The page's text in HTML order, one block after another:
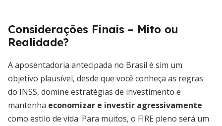
Considerações Finais – Mito ou
Realidade?
A aposentadoria antecipada no Brasil é sim um
objetivo plausível, desde que você conheça as regras
do INSS, domine estratégias de investimento e
mantenha economizar e investir agressivamente
como estilo de vida. Para muitos, o FIRE pleno será um